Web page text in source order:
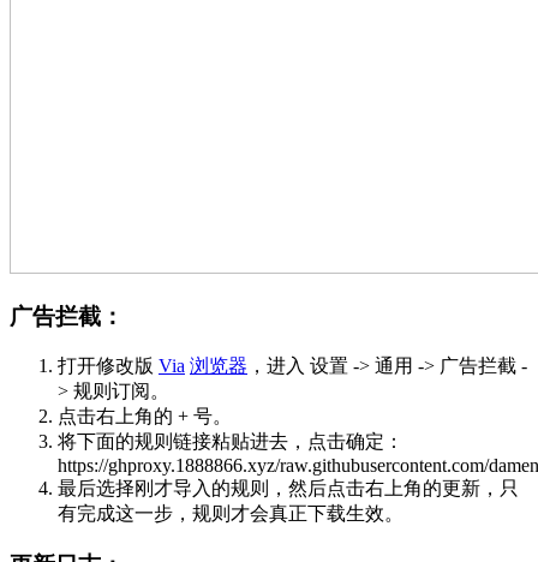
广告拦截：
打开修改版 Via 浏览器 ，进入 设置 -> 通用 -> 广告拦截 -
> 规则订阅。
点击右上角的 + 号。
将下面的规则链接粘贴进去，点击确定：
https://ghproxy.1888866.xyz/raw.githubusercontent.com/
最后选择刚才导入的规则，然后点击右上角的更新，只
有完成这一步，规则才会真正下载生效。